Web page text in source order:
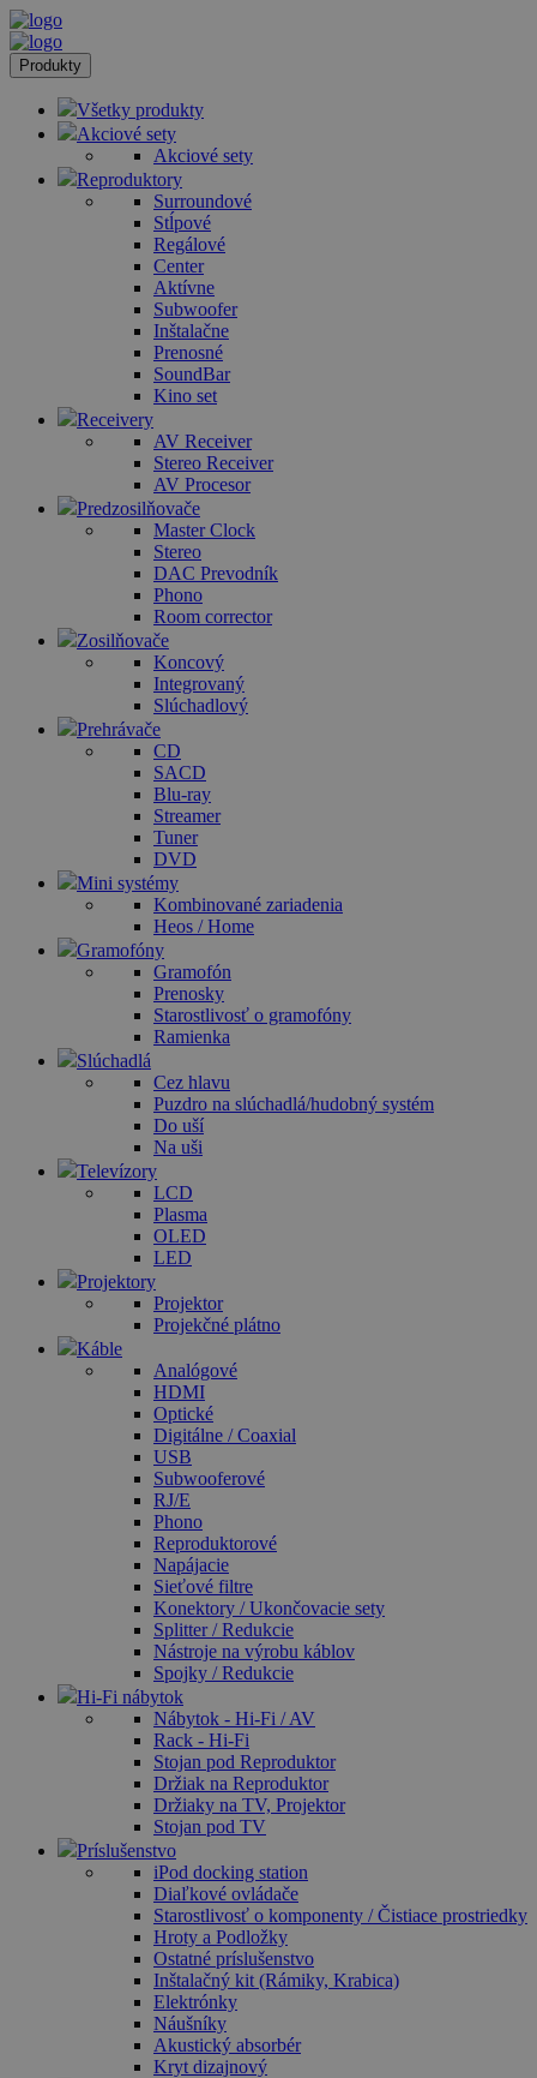
Produkty
Všetky produkty
Akciové sety
Akciové sety
Reproduktory
Surroundové
Stĺpové
Regálové
Center
Aktívne
Subwoofer
Inštalačne
Prenosné
SoundBar
Kino set
Receivery
AV Receiver
Stereo Receiver
AV Procesor
Predzosilňovače
Master Clock
Stereo
DAC Prevodník
Phono
Room corrector
Zosilňovače
Koncový
Integrovaný
Slúchadlový
Prehrávače
CD
SACD
Blu-ray
Streamer
Tuner
DVD
Mini systémy
Kombinované zariadenia
Heos / Home
Gramofóny
Gramofón
Prenosky
Starostlivosť o gramofóny
Ramienka
Slúchadlá
Cez hlavu
Puzdro na slúchadlá/hudobný systém
Do uší
Na uši
Televízory
LCD
Plasma
OLED
LED
Projektory
Projektor
Projekčné plátno
Káble
Analógové
HDMI
Optické
Digitálne / Coaxial
USB
Subwooferové
RJ/E
Phono
Reproduktorové
Napájacie
Sieťové filtre
Konektory / Ukončovacie sety
Splitter / Redukcie
Nástroje na výrobu káblov
Spojky / Redukcie
Hi-Fi nábytok
Nábytok - Hi-Fi / AV
Rack - Hi-Fi
Stojan pod Reproduktor
Držiak na Reproduktor
Držiaky na TV, Projektor
Stojan pod TV
Príslušenstvo
iPod docking station
Diaľkové ovládače
Starostlivosť o komponenty / Čistiace prostriedky
Hroty a Podložky
Ostatné príslušenstvo
Inštalačný kit (Rámiky, Krabica)
Elektrónky
Náušníky
Akustický absorbér
Kryt dizajnový